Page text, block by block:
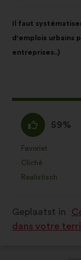
van
het
voorstel:
Il faut
d'emplois urbains
entreprises..)
de
volgende
verdeling:
Mee
eens
:
59%
als:
Favoriet
:keer
Cliché
:keer
Realistisch
:keer
Geplaatst in
dans votre